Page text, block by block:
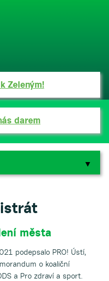
Zeleným!
darem
▼
▼
města
podepsalo PRO! Ústí,
o koaliční
a Pro zdraví a sport.